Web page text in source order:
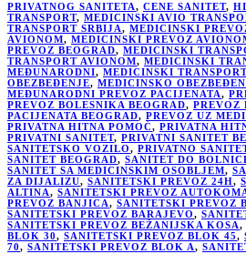
PRIVATNOG SANITETA, CENE SANITET,
TRANSPORT, MEDICINSKI AVIO
TRANSPORT SRBIJA, MEDICINSKI
AVIONOM, MEDICINSKI PREVOZ
PREVOZ BEOGRAD, MEDICINSKI
TRANSPORT AVIONOM, MEDICINSKI
MEĐUNARODNI, MEDICINSKI
OBEZBEĐENJE, MEDICINSKO
MEĐUNARODNI PREVOZ PACIJENATA,
PREVOZ BOLESNIKA BEOGRAD, PREVOZ
PACIJENATA BEOGRAD, PREVOZ UZ
PRIVATNA HITNA POMOĆ, PRIVATNA
PRIVATNI SANITET, PRIVATNI SANITET
SANITETSKO VOZILO, PRIVATNO
SANITET BEOGRAD, SANITET DO
SANITET SA MEDICINSKIM OSOBLJEM,
ZA DIJALIZU, SANITETSKI PREVOZ 24H,
ALTINA, SANITETSKI PREVOZ
PREVOZ BANJICA, SANITETSKI PREVOZ
SANITETSKI PREVOZ BARAJEVO,
SANITETSKI PREVOZ BEŽANIJSKA KOSA,
BLOK 30, SANITETSKI PREVOZ BLOK 45,
70, SANITETSKI PREVOZ BLOK A,